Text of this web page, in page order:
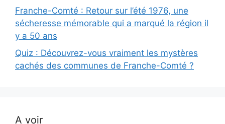
Franche-Comté : Retour sur l’été 1976, une
sécheresse mémorable qui a marqué la région il
y a 50 ans
Quiz : Découvrez-vous vraiment les mystères
cachés des communes de Franche-Comté ?
A voir